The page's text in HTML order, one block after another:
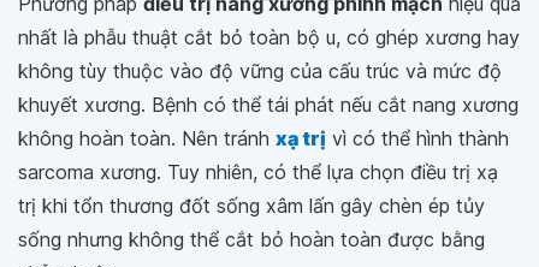
nhất là phẫu thuật cắt bỏ toàn bộ u, có ghép xương hay
không tùy thuộc vào độ vững của cấu trúc và mức độ
khuyết xương. Bệnh có thể tái phát nếu cắt nang xương
không hoàn toàn. Nên tránh xạ trị vì có thể hình thành
sarcoma xương. Tuy nhiên, có thể lựa chọn điều trị xạ
trị khi tổn thương đốt sống xâm lấn gây chèn ép tủy
sống nhưng không thể cắt bỏ hoàn toàn được bằng